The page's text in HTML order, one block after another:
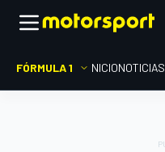
FÓRMULA 1 INICIONOTICIAS